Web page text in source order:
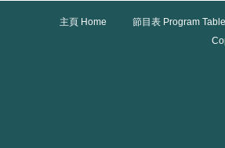
主頁 Home 節目表 Program Table